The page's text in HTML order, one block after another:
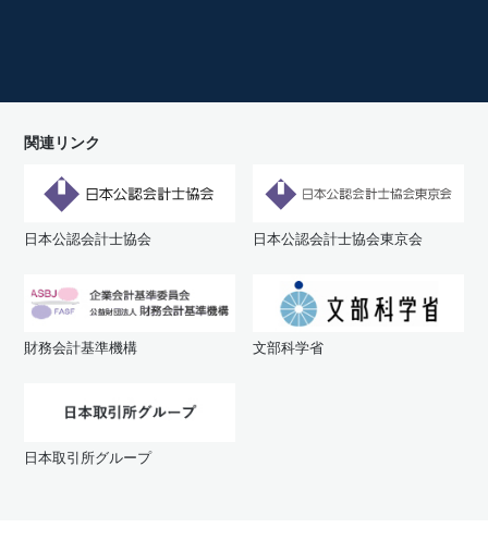
関連リンク
日本公認会計士協会 日本公認会計士協会東京会
財務会計基準機構 文部科学省
日本取引所グループ